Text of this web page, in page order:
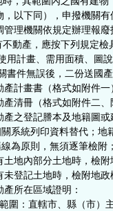
以下同），申撥機關有
理機關依規定辦理報廢
動產，應按下列規定
畫、需用面積、圖說
無誤後，二份送國產
計畫書（格式如附件一
清冊（格式如附件二、
之登記謄本及地籍圖或
統列印資料替代；地籍
原則，無須逐筆檢附；
地內部分土地時，檢附
登記土地時，檢附地政
所在區域證明：
直轄市、縣（市）主